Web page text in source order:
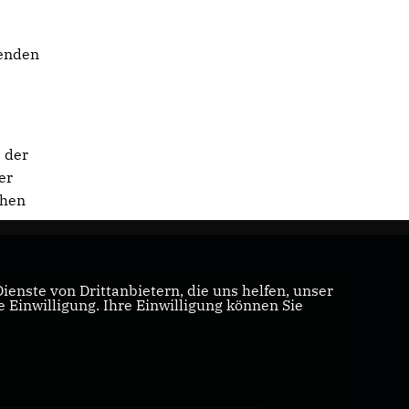
der
von Drittanbietern, die uns helfen, unser
Einwilligung. Ihre Einwilligung können Sie